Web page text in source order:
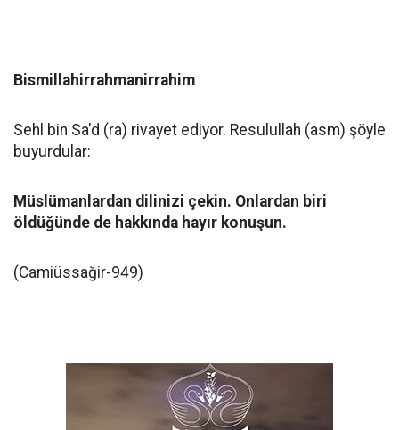
Bismillahirrahmanirrahim
Sehl bin Sa'd (ra) rivayet ediyor. Resulullah (asm) şöyle
buyurdular:
Müslümanlardan dilinizi çekin. Onlardan biri
öldüğünde de hakkında hayır konuşun.
(Camiüssağir-949)